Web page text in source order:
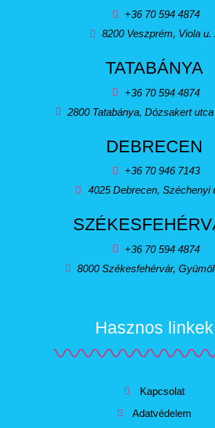
+36 70 594 4874
8200 Veszprém, Viola u.
TATABÁNYA
+36 70 594 4874
2800 Tatabánya, Dózsakert
DEBRECEN
+36 70 946 7143
4025 Debrecen, Széchenyi
+36 70 594 4874
8000 Székesfehérvár,
Hasznos linkek
Kapcsolat
Adatvédelem